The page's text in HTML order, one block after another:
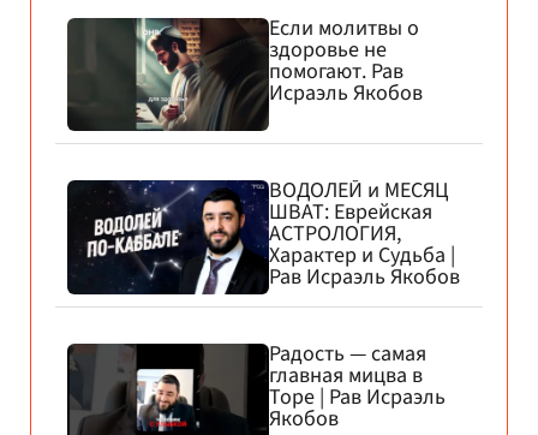
Если молитвы о
здоровье не
помогают. Рав
Исраэль Якобов
ВОДОЛЕЙ и МЕСЯЦ
ШВАТ: Еврейская
АСТРОЛОГИЯ,
Характер и Судьба |
Рав Исраэль Якобов
Радость — самая
главная мицва в
Торе | Рав Исраэль
Якобов